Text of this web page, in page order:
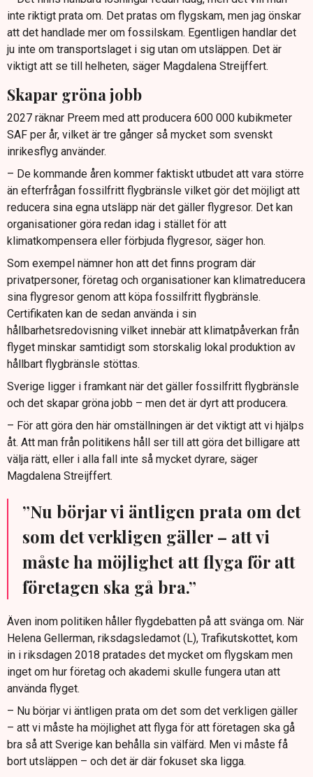
inte riktigt prata om. Det pratas om flygskam, men jag önskar
att det handlade mer om fossilskam. Egentligen handlar det
ju inte om transportslaget i sig utan om utsläppen. Det är
viktigt att se till helheten, säger Magdalena Streijffert.
Skapar gröna jobb
2027 räknar Preem med att producera 600 000 kubikmeter
SAF per år, vilket är tre gånger så mycket som svenskt
inrikesflyg använder.
– De kommande åren kommer faktiskt utbudet att vara större
än efterfrågan fossilfritt flygbränsle vilket gör det möjligt att
reducera sina egna utsläpp när det gäller flygresor. Det kan
organisationer göra redan idag i stället för att
klimatkompensera eller förbjuda flygresor, säger hon.
Som exempel nämner hon att det finns program där
privatpersoner, företag och organisationer kan klimatreducera
sina flygresor genom att köpa fossilfritt flygbränsle.
Certifikaten kan de sedan använda i sin
hållbarhetsredovisning vilket innebär att klimatpåverkan från
flyget minskar samtidigt som storskalig lokal produktion av
hållbart flygbränsle stöttas.
Sverige ligger i framkant när det gäller fossilfritt flygbränsle
och det skapar gröna jobb – men det är dyrt att producera.
– För att göra den här omställningen är det viktigt att vi hjälps
åt. Att man från politikens håll ser till att göra det billigare att
välja rätt, eller i alla fall inte så mycket dyrare, säger
Magdalena Streijffert.
”Nu börjar vi äntligen prata om det
som det verkligen gäller – att vi
måste ha möjlighet att flyga för att
företagen ska gå bra.”
Även inom politiken håller flygdebatten på att svänga om. När
Helena Gellerman, riksdagsledamot (L), Trafikutskottet, kom
in i riksdagen 2018 pratades det mycket om flygskam men
inget om hur företag och akademi skulle fungera utan att
använda flyget.
– Nu börjar vi äntligen prata om det som det verkligen gäller
– att vi måste ha möjlighet att flyga för att företagen ska gå
bra så att Sverige kan behålla sin välfärd. Men vi måste få
bort utsläppen – och det är där fokuset ska ligga.